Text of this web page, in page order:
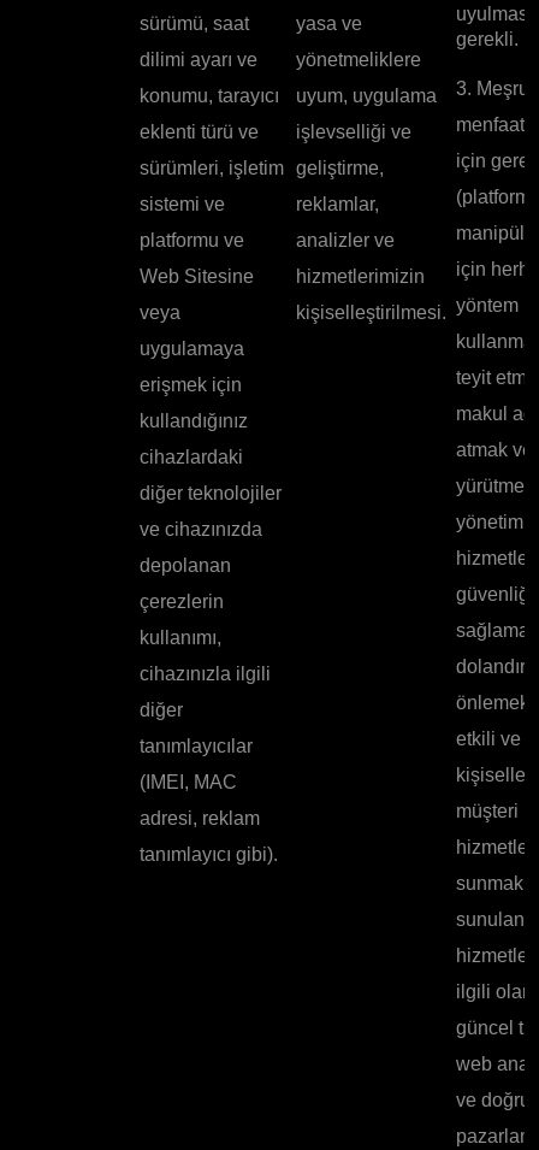
sürümü, saat
dilimi ayarı ve
konumu, tarayıcı
eklenti türü ve
sürümleri, işletim
sistemi ve
platformu ve
Web Sitesine
veya
uygulamaya
erişmek için
kullandığınız
cihazlardaki
diğer teknolojiler
ve cihazınızda
depolanan
çerezlerin
kullanımı,
cihazınızla ilgili
diğer
tanımlayıcılar
(IMEI, MAC
adresi, reklam
tanımlayıcı gibi).
yasa ve
yönetmeliklere
uyum, uygulama
işlevselliği ve
geliştirme,
reklamlar,
analizler ve
hizmetlerimizin
kişiselleştirilmesi.
gerekli.
3. Meşru
için
manipüle
için
yöntem
teyit
makul
atmak ve
yürütmek,
yönetim
güvenliği
önlemek;
etkili ve
müşteri
hizmetleri
sunmak
sunulan
ilgili
güncel
web
ve